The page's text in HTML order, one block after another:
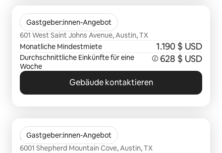
Gastgeber:innen-Angebot
St Johns West
601 West Saint Johns Avenue, Austin, TX
Monatliche Mindestmiete
1.190 $ USD
Durchschnittliche Einkünfte für eine
Woche
628 $ USD
Gebäude kontaktieren
Gastgeber:innen-Angebot
Bridgehead
6001 Shepherd Mountain Cove, Austin, TX